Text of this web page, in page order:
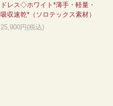
ドレス◇ホワイト*薄手・軽量・
吸収速乾*（ソロテックス素材）
25,900円(税込)